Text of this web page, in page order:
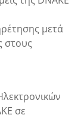
μετά
στους
σε